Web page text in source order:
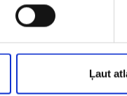
Ļaut
+ PVN /